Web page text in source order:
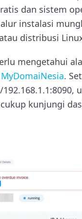
dan sistem
instalasi
distribusi
mengetahui
.
cukup kunjungi